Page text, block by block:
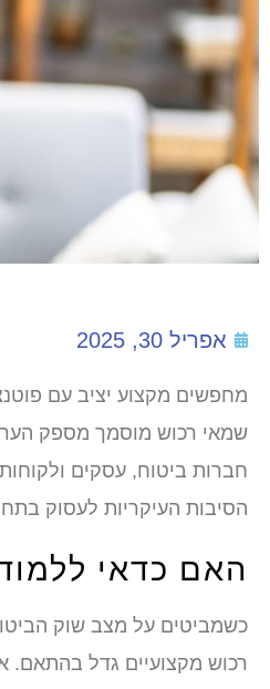
אפריל 30, 2025
מחפשים מקצוע יציב עם
שמאי רכוש מוסמך מספק
חברות ביטוח, עסקים
הסיבות העיקריות לעסוק
האם כדאי
כשמביטים על מצב שוק
רכוש מקצועיים גדל בהתאם.